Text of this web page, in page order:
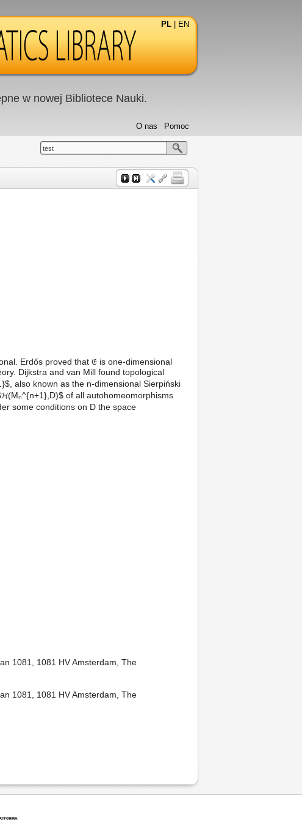
PL EN
w nowej Bibliotece Nauki.
Pomoc
O nas
test
Erdős proved that 𝔈 is one-dimensional
Dijkstra and van Mill found topological
also known as the n-dimensional Sierpiński
of all autohomeomorphisms
some conditions on D the space
1081, 1081 HV Amsterdam, The
1081, 1081 HV Amsterdam, The